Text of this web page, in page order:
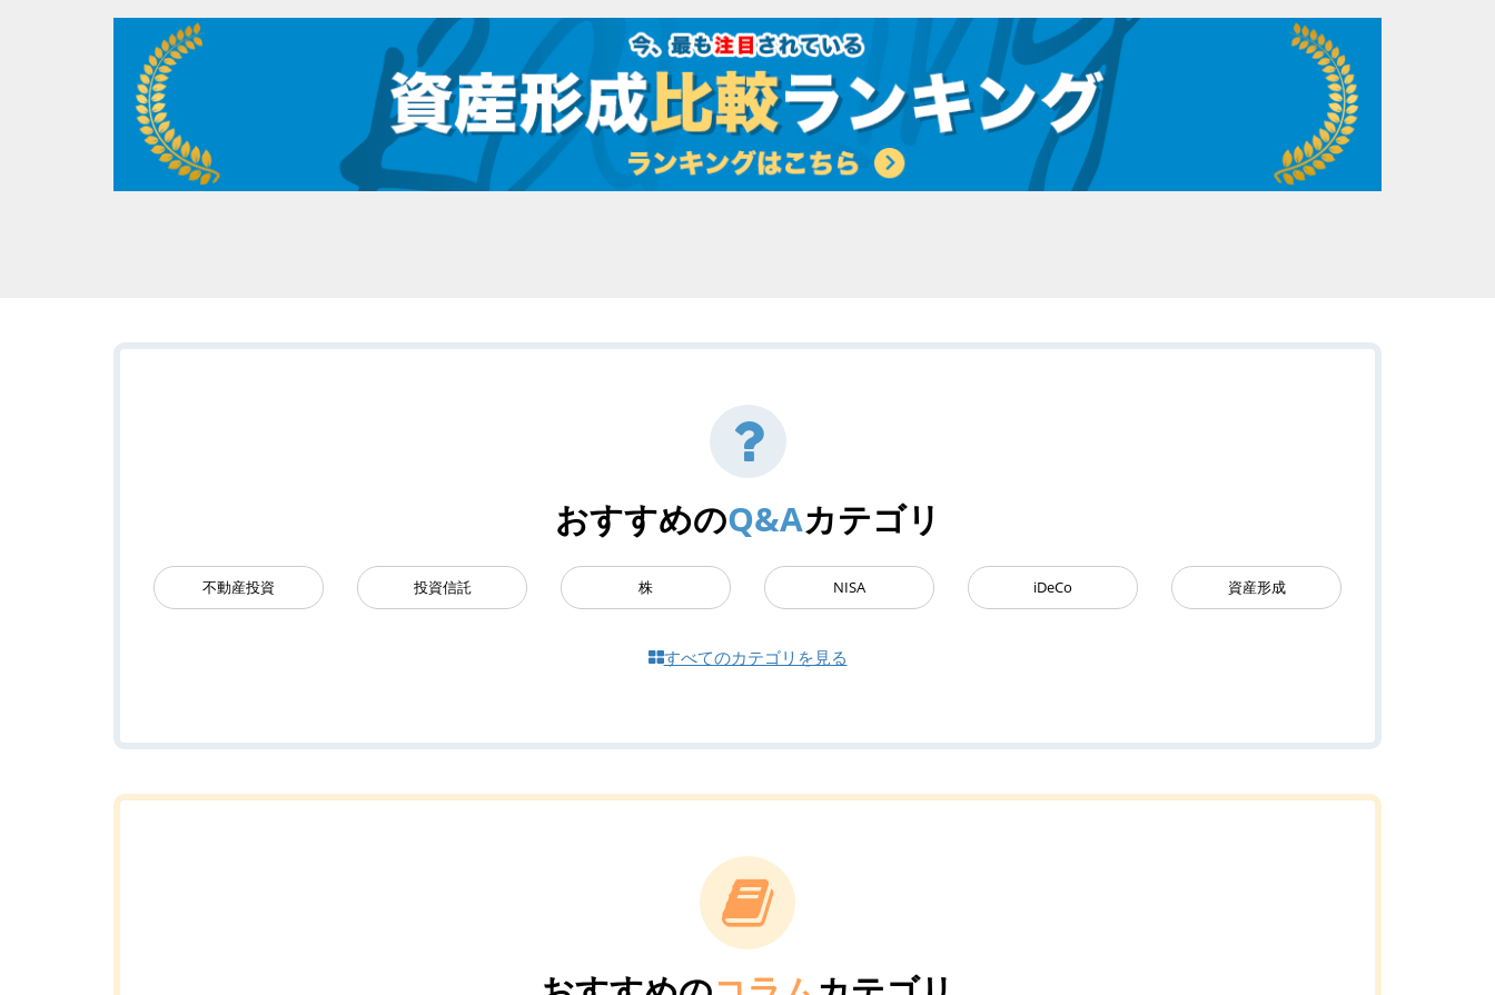
おすすめのQ&Aカテゴリ
不動産投資 投資信託 株 NISA iDeCo 資産形成
すべてのカテゴリを見る